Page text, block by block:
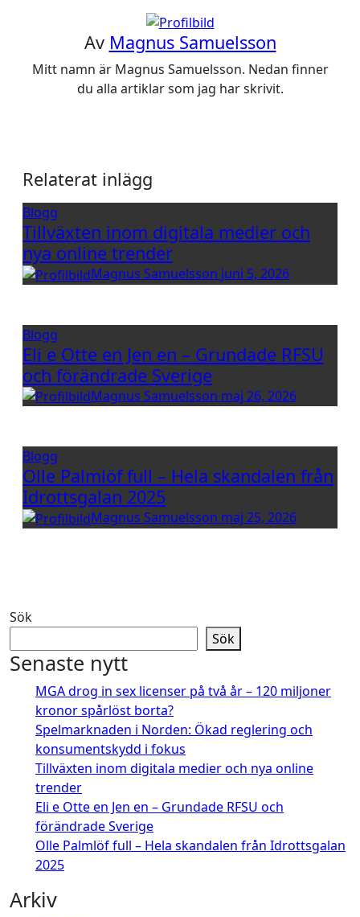
Av Magnus Samuelsson
Mitt namn är Magnus Samuelsson. Nedan finner
du alla artiklar som jag har skrivit.
Relaterat inlägg
Blogg
Tillväxten inom digitala medier och
nya online trender
Magnus Samuelsson juni 5, 2026
Blogg
Eli e Otte en Jen en – Grundade RFSU
och förändrade Sverige
Magnus Samuelsson maj 26, 2026
Blogg
Olle Palmlöf full – Hela skandalen från
Idrottsgalan 2025
Magnus Samuelsson maj 25, 2026
Sök
Sök
Senaste nytt
MGA drog in sex licenser på två år – 120 miljoner
kronor spårlöst borta?
Spelmarknaden i Norden: Ökad reglering och
konsumentskydd i fokus
Tillväxten inom digitala medier och nya online
trender
Eli e Otte en Jen en – Grundade RFSU och
förändrade Sverige
Olle Palmlöf full – Hela skandalen från Idrottsgalan
2025
Arkiv